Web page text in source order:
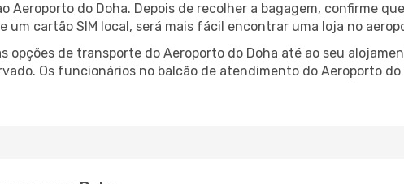
Aeroporto do Doha. Depois de recolher a bagagem, confirme
um cartão SIM local, será mais fácil encontrar uma loja no
opções de transporte do Aeroporto do Doha até ao seu
Os funcionários no balcão de atendimento do Aeroporto